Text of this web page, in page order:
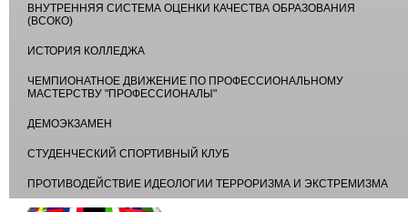
ВНУТРЕННЯЯ СИСТЕМА ОЦЕНКИ КАЧЕСТВА ОБРАЗОВАНИЯ
(ВСОКО)
ИСТОРИЯ КОЛЛЕДЖА
ЧЕМПИОНАТНОЕ ДВИЖЕНИЕ ПО ПРОФЕССИОНАЛЬНОМУ
МАСТЕРСТВУ "ПРОФЕССИОНАЛЫ"
ДЕМОЭКЗАМЕН
СТУДЕНЧЕСКИЙ СПОРТИВНЫЙ КЛУБ
ПРОТИВОДЕЙСТВИЕ ИДЕОЛОГИИ ТЕРРОРИЗМА И ЭКСТРЕМИЗМА